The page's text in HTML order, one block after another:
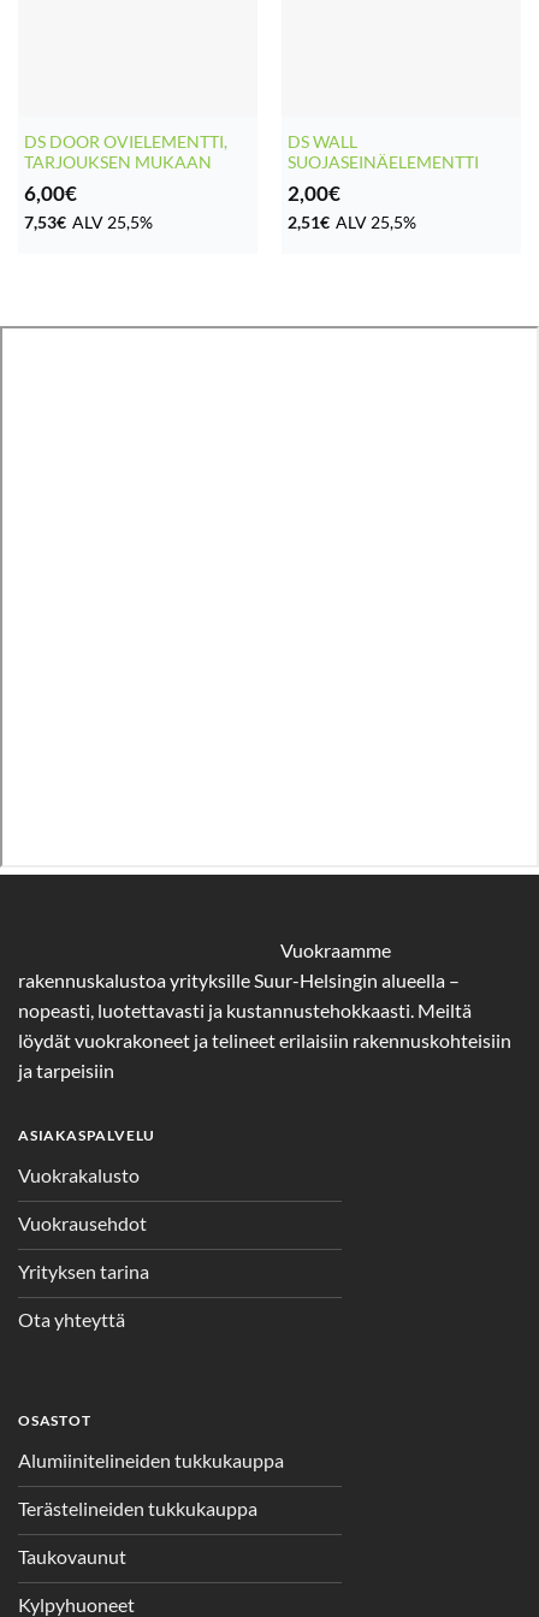
DS DOOR OVIELEMENTTI,
TARJOUKSEN MUKAAN
6,00€
7,53€ ALV 25,5%
DS WALL
SUOJASEINÄELEMENTTI
2,00€
2,51€ ALV 25,5%
Vuokraamme
rakennuskalustoa yrityksille Suur-Helsingin alueella –
nopeasti, luotettavasti ja kustannustehokkaasti. Meiltä
löydät vuokrakoneet ja telineet erilaisiin rakennuskohteisiin
ja tarpeisiin
ASIAKASPALVELU
Vuokrakalusto
Vuokrausehdot
Yrityksen tarina
Ota yhteyttä
OSASTOT
Alumiinitelineiden tukkukauppa
Terästelineiden tukkukauppa
Taukovaunut
Kylpyhuoneet